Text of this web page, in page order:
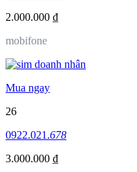
2.000.000 ₫
mobifone
Mua ngay
26
0922.021.678
3.000.000 ₫